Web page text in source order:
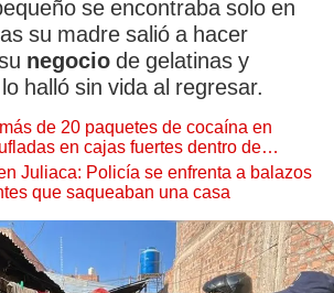
se encontraba solo en
su madre salió a hacer
negocio de gelatinas y
halló sin vida al regresar.
de 20 paquetes de cocaína en
en cajas fuertes dentro de
Juliaca: Policía se enfrenta a balazos
que saqueaban una casa